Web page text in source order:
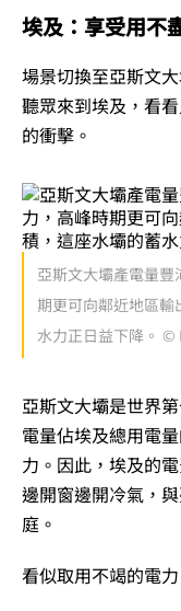
埃及：享受用不
場景切換至亞斯文
聽眾來到埃及，看
的衝擊。
亞斯文大壩產電量
期更可向鄰近地區輸
水力正日益下降。
亞斯文大壩是世界
電量佔埃及總用電
力。因此，埃及的
邊開窗邊開冷氣，
庭。
看似取用不竭的電